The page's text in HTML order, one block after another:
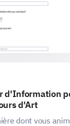
d'Information
d'Art
dont vous